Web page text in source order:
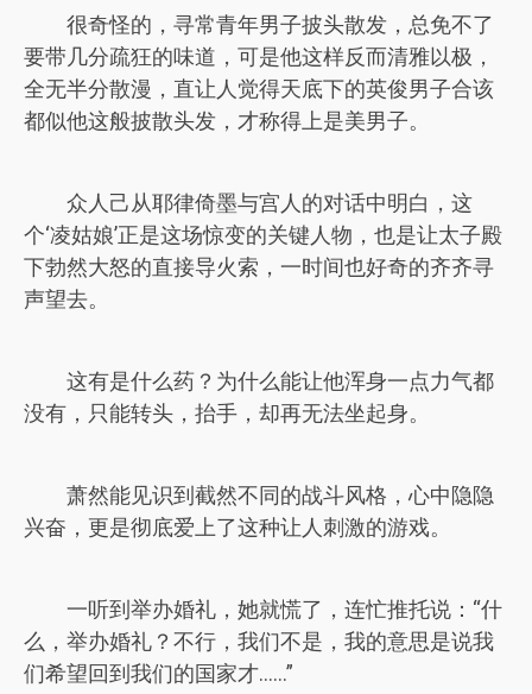
很奇怪的，寻常青年男子披头散发，总免不了
要带几分疏狂的味道，可是他这样反而清雅以极，
全无半分散漫，直让人觉得天底下的英俊男子合该
都似他这般披散头发，才称得上是美男子。
众人己从耶律倚墨与宫人的对话中明白，这
个‘凌姑娘’正是这场惊变的关键人物，也是让太子殿
下勃然大怒的直接导火索，一时间也好奇的齐齐寻
声望去。
这有是什么药？为什么能让他浑身一点力气都
没有，只能转头，抬手，却再无法坐起身。
萧然能见识到截然不同的战斗风格，心中隐隐
兴奋，更是彻底爱上了这种让人刺激的游戏。
一听到举办婚礼，她就慌了，连忙推托说：“什
么，举办婚礼？不行，我们不是，我的意思是说我
们希望回到我们的国家才……”